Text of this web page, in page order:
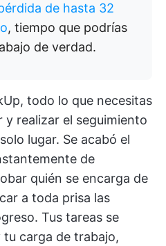
de hasta 32
, tiempo que podrías
de verdad.
todo lo que necesitas
y realizar el seguimiento
lugar. Se acabó el
de
quién se encarga de
a toda prisa las
Tus tareas se
tu carga de trabajo,